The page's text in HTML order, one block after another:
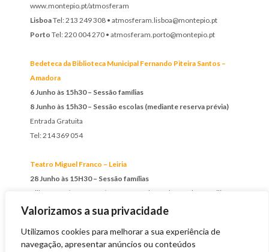
Valorizamos a sua privacidade
Utilizamos cookies para melhorar a sua experiência de
navegação, apresentar anúncios ou conteúdos
www.montepio.pt/atmosferam
LisboaTel: 213 249 308 • atmosferam.lisboa@montepio.pt
Porto Tel: 220 004 270 • atmosferam.porto@montepio.pt
Bedeteca da Biblioteca Municipal Fernando Piteira Santos –
Amadora
6 Junho às 15h30 – Sessão famílias
8 Junho às 15h30 – Sessão escolas (mediante reserva prévia)
Entrada Gratuita
Tel: 214 369 054
Teatro Miguel Franco – Leiria
28 Junho às 15H30– Sessão famílias
Bilhete: 4 € /pessoa; 1€/pessoa portadores de vouchers Acilis
teatromfranco@teatrojlsilva.pt • Tel: 244 839 680